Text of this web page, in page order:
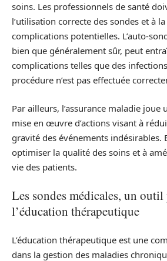
soins. Les professionnels de santé
l’utilisation correcte des sondes et à
complications potentielles. L’auto-
bien que généralement sûr, peut
complications telles que des
procédure n’est pas effectuée
Par ailleurs, l’assurance maladie joue
mise en œuvre d’actions visant à
gravité des événements indésirables.
optimiser la qualité des soins et à
vie des patients.
Les sondes médicales, un
l’éducation thérapeutique
L’éducation thérapeutique est une
dans la gestion des maladies